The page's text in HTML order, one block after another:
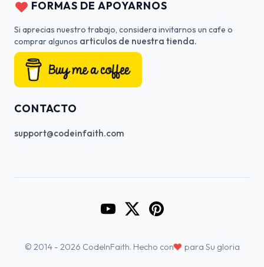
FORMAS DE APOYARNOS
Si aprecias nuestro trabajo, considera invitarnos un cafe o
comprar algunos articulos de nuestra tienda.
CONTACTO
support@codeinfaith.com
Go to CodeInFaith's YouTube
Go to CodeInFaith's Twitter
Go to CodeInFaith's
© 2014 - 2026 CodeInFaith. Hecho con♥ para Su gloria